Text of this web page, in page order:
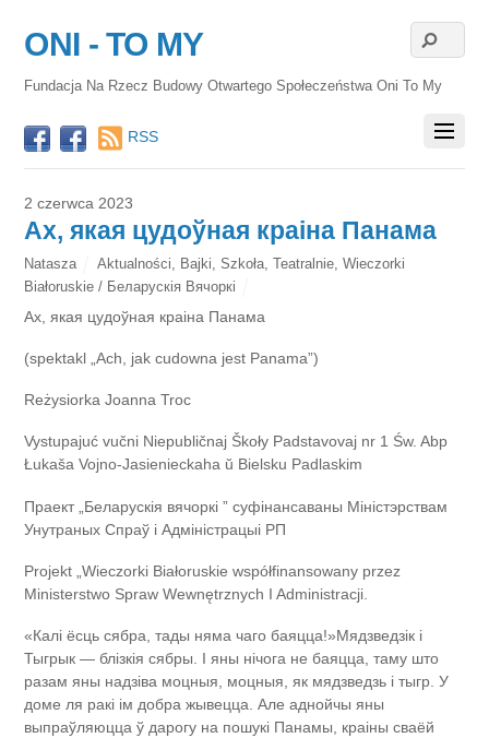
ONI - TO MY
Fundacja Na Rzecz Budowy Otwartego Społeczeństwa Oni To My
RSS
2 czerwca 2023
Ах, якая цудоўная краіна Панама
Natasza Aktualności Bajki Szkoła Teatralnie Wieczorki
Białoruskie / Беларускія Вячоркі
Ах, якая цудоўная краіна Панама
(spektakl „Ach, jak cudowna jest Panama”)
Reżysiorka Joanna Troc
Vystupajuć vučni Niepubličnaj Škoły Padstavovaj nr 1 Św. Abp
Łukaša Vojno-Jasienieckaha ŭ Bielsku Padlaskim
Праект „Беларускія вячоркі ” суфінансаваны Міністэрствам
Унутраных Спраў і Адміністрацыі РП
Projekt „Wieczorki Białoruskie współfinansowany przez
Ministerstwo Spraw Wewnętrznych I Administracji.
«Калі ёсць сябра, тады няма чаго баяцца!»Мядзведзік і
Тыгрык — блізкія сябры. І яны нічога не баяцца, таму што
разам яны надзіва моцныя, моцныя, як мядзведзь і тыгр. У
доме ля ракі ім добра жывецца. Але аднойчы яны
выпраўляюцца ў дарогу на пошукі Панамы, краіны сваёй